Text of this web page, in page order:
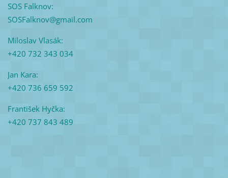
SOS Falknov:
SOSFalknov@gmail.com
Miloslav Vlasák:
+420 732 343 034
Jan Kara:
+420 736 659 592
František Hyčka:
+420 737 843 489